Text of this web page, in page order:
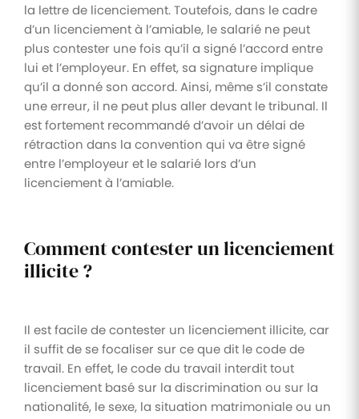
la lettre de licenciement. Toutefois, dans le cadre
d’un licenciement à l’amiable, le salarié ne peut
plus contester une fois qu’il a signé l’accord entre
lui et l’employeur. En effet, sa signature implique
qu’il a donné son accord. Ainsi, même s’il constate
une erreur, il ne peut plus aller devant le tribunal. Il
est fortement recommandé d’avoir un délai de
rétraction dans la convention qui va être signé
entre l’employeur et le salarié lors d’un
licenciement à l’amiable.
Comment contester un licenciement
illicite ?
Il est facile de contester un licenciement illicite, car
il suffit de se focaliser sur ce que dit le code de
travail. En effet, le code du travail interdit tout
licenciement basé sur la discrimination ou sur la
nationalité, le sexe, la situation matrimoniale ou un